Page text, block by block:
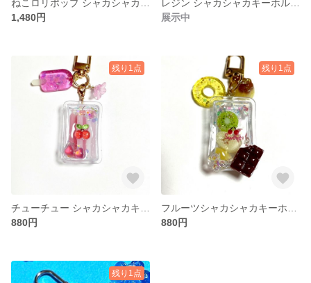
1,480円
展示中
残り1点
880円
残り1点
880円
残り1点